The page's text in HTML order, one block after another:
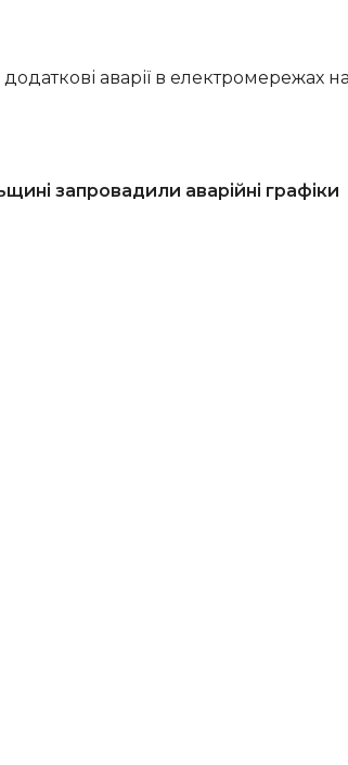
аварії в електромережах на
запровадили аварійні графіки